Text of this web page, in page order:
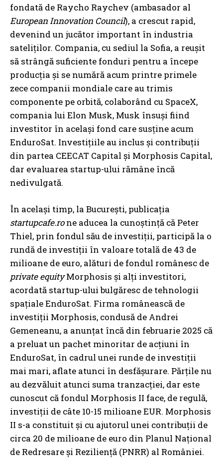
fondată de Raycho Raychev (ambasador al
European Innovation Council), a crescut rapid,
devenind un jucător important în industria
sateliților. Compania, cu sediul la Sofia, a reușit
să strângă suficiente fonduri pentru a începe
producția și se numără acum printre primele
zece companii mondiale care au trimis
componente pe orbită, colaborând cu SpaceX,
compania lui Elon Musk, Musk însuși fiind
investitor în același fond care susține acum
EnduroSat. Investițiile au inclus și contribuții
din partea CEECAT Capital și Morphosis Capital,
dar evaluarea startup-ului rămâne încă
nedivulgată.
În același timp, la București, publicația
startupcafe.rone aducea la cunoștință că Peter
Thiel, prin fondul său de investiții, participă la o
rundă de investiții în valoare totală de 43 de
milioane de euro, alături de fondul românesc de
private equityMorphosis și alți investitori,
acordată startup-ului bulgăresc de tehnologii
spațiale EnduroSat. Firma românească de
investiții Morphosis, condusă de Andrei
Gemeneanu, a anunțat încă din februarie 2025 că
a preluat un pachet minoritar de acțiuni în
EnduroSat, în cadrul unei runde de investiții
mai mari, aflate atunci în desfășurare. Părțile nu
au dezvăluit atunci suma tranzacției, dar este
cunoscut că fondul Morphosis II face, de regulă,
investiții de câte 10-15 milioane EUR. Morphosis
II s-a constituit și cu ajutorul unei contribuții de
circa 20 de milioane de euro din Planul Național
de Redresare și Reziliență (PNRR) al României.